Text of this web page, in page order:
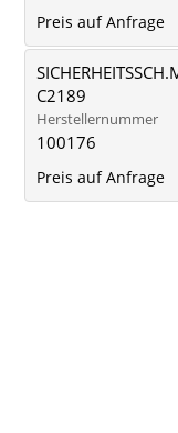
Preis auf Anfrage
C2189
Herstellernummer
100176
Preis auf Anfrage